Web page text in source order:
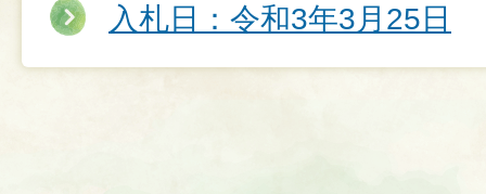
入札日：令和3年3月25日